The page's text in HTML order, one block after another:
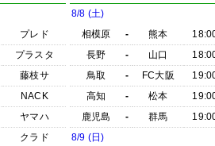
プレド
プラスタ
藤枝サ
NACK
ヤマハ
クラド
8/8 (土)
相模原
- 熊本
長野
- 山口
鳥取
- FC大阪
高知
- 松本
鹿児島
- 群馬
8/9 (日)